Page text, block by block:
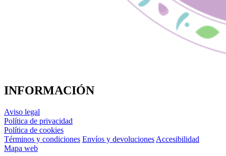
INFORMACIÓN
Aviso legal
Política de privacidad
Política de cookies
Términos y condiciones Envíos y devoluciones Accesibilidad
Mapa web